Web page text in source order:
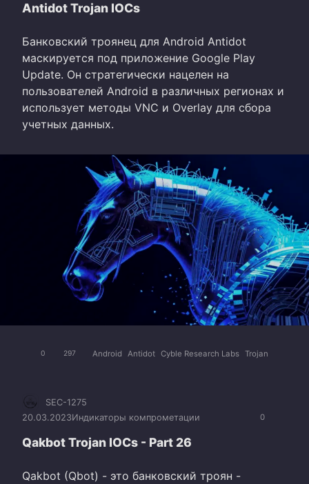
Antidot Trojan IOCs
Банковский троянец для Android Antidot
маскируется под приложение Google Play
Update. Он стратегически нацелен на
пользователей Android в различных регионах и
использует методы VNC и Overlay для сбора
учетных данных.
0 297 Android Antidot Cyble Research Labs Trojan
0
SEC-1275
20.03.2023Индикаторы компрометации
Qakbot Trojan IOCs - Part 26
Qakbot (Qbot) - это банковский троян -